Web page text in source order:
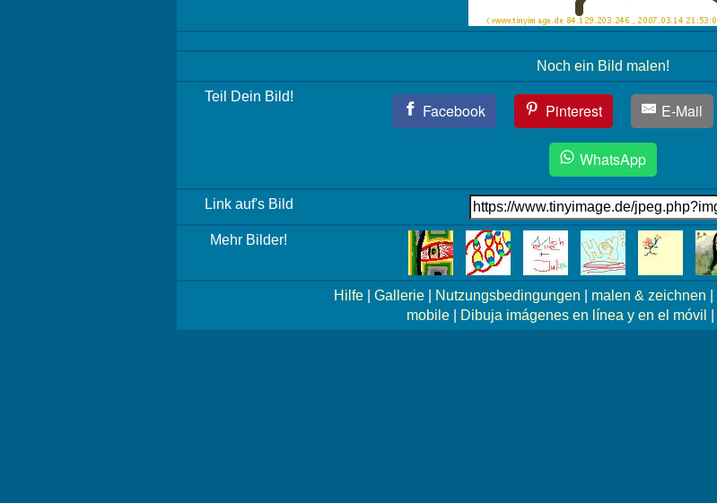
Noch ein Bild malen!
Teil Dein Bild!
Facebook Pinterest E-Mail
WhatsApp
Link auf's Bild
Mehr Bilder!
Hilfe Gallerie Nutzungsbedingungen malen & zeichnen
mobile| Dibuja imágenes en línea y en el móvil